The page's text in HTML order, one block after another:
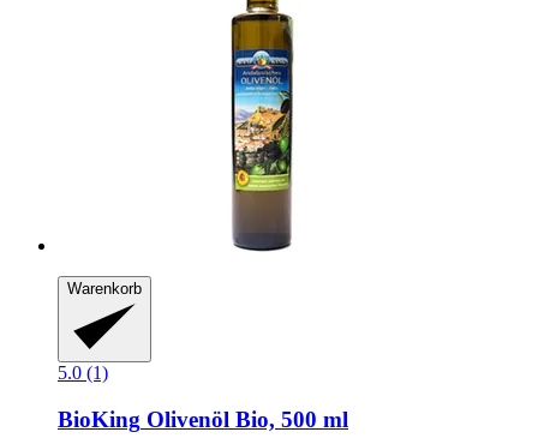
Warenkorb
5.0 (1)
BioKing Olivenöl Bio, 500 ml